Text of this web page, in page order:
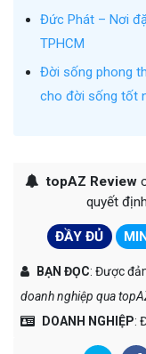
Đức Phát – Nơi
TPHCM
Đời sống phong
cho đời sống tốt
topAZ Review
quyết
ĐẦY ĐỦ
BẠN ĐỌC: Được
doanh nghiệp qua
DOANH NGHIỆP: